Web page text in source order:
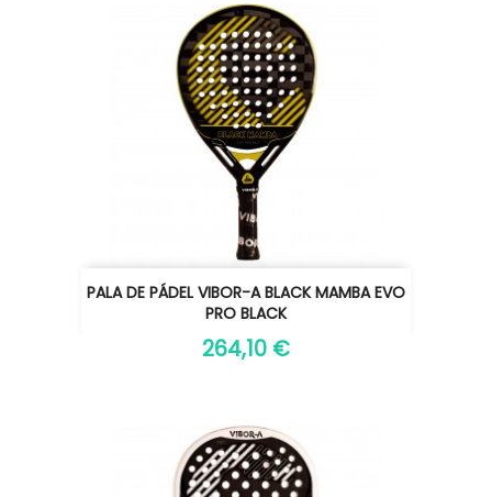
PALA DE PÁDEL VIBOR-A BLACK MAMBA EVO
PRO BLACK
264,10 €